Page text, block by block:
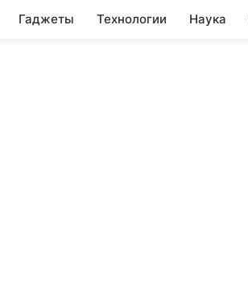
Гаджеты Технологии Наука